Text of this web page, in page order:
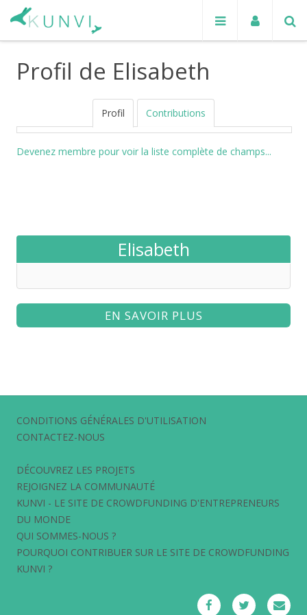
Profil de Elisabeth
Profil Contributions
Devenez membre pour voir la liste complète de champs...
Elisabeth
EN SAVOIR PLUS
CONDITIONS GÉNÉRALES D'UTILISATION
CONTACTEZ-NOUS
DÉCOUVREZ LES PROJETS
REJOIGNEZ LA COMMUNAUTÉ
KUNVI - LE SITE DE CROWDFUNDING D'ENTREPRENEURS
DU MONDE
QUI SOMMES-NOUS ?
POURQUOI CONTRIBUER SUR LE SITE DE CROWDFUNDING
KUNVI ?